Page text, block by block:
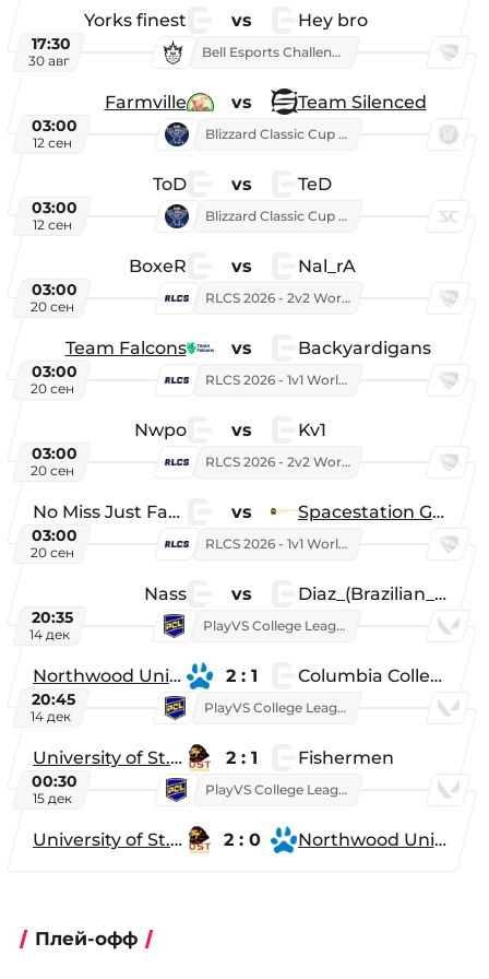
Yorks finest vs Hey bro
17:30
30 авг
Bell Esports Challenge 2026
Farmville vs Team Silenced
03:00
12 сен
Blizzard Classic Cup 2026
ToD vs TeD
03:00
12 сен
Blizzard Classic Cup 2026
BoxeR vs Nal_rA
03:00
20 сен
RLCS 2026 - 2v2 World Championship
Team Falcons vs Backyardigans
03:00
20 сен
RLCS 2026 - 1v1 World Championship
Nwpo vs Kv1
03:00
20 сен
RLCS 2026 - 2v2 World Championship
No Miss Just Fake vs Spacestation Gaming
03:00
20 сен
RLCS 2026 - 1v1 World Championship
Nass vs Diaz_(Brazilian_Player)
20:35
14 дек
PlayVS College League 2025: Fall
Northwood University 2 : 1 Columbia College
20:45
14 дек
PlayVS College League 2025: Fall
University of St. Thomas 2 : 1 Fishermen
00:30
15 дек
PlayVS College League 2025: Fall
University of St. Thomas 2 : 0 Northwood University
Плей-офф